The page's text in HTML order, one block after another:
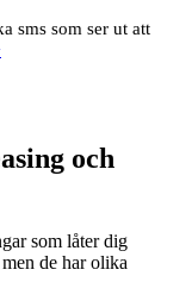
sms som ser ut att
och
som låter dig
de har olika